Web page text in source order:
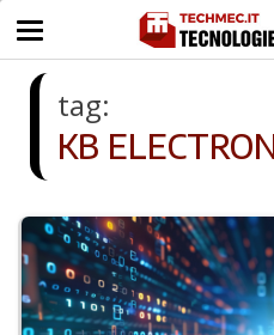
tag:
KB